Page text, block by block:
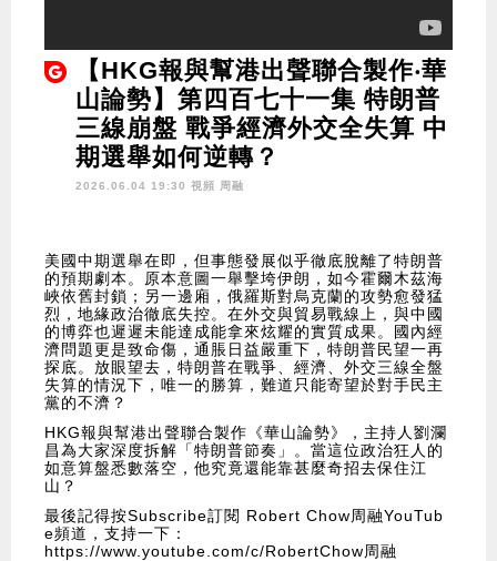
【HKG報與幫港出聲聯合製作‧華
山論勢】第四百七十一集 特朗普
三線崩盤 戰爭經濟外交全失算 中
期選舉如何逆轉？
2026.06.04 19:30 視頻 周融
美國中期選舉在即，但事態發展似乎徹底脫離了特朗普
的預期劇本。原本意圖一舉擊垮伊朗，如今霍爾木茲海
峽依舊封鎖；另一邊廂，俄羅斯對烏克蘭的攻勢愈發猛
烈，地緣政治徹底失控。在外交與貿易戰線上，與中國
的博弈也遲遲未能達成能拿來炫耀的實質成果。國內經
濟問題更是致命傷，通脹日益嚴重下，特朗普民望一再
探底。放眼望去，特朗普在戰爭、經濟、外交三線全盤
失算的情況下，唯一的勝算，難道只能寄望於對手民主
黨的不濟？
HKG報與幫港出聲聯合製作《華山論勢》，主持人劉瀾
昌為大家深度拆解「特朗普節奏」。當這位政治狂人的
如意算盤悉數落空，他究竟還能靠甚麼奇招去保住江
山？
最後記得按Subscribe訂閱 Robert Chow周融YouTub
e頻道，支持一下：
https://www.youtube.com/c/RobertChow周融